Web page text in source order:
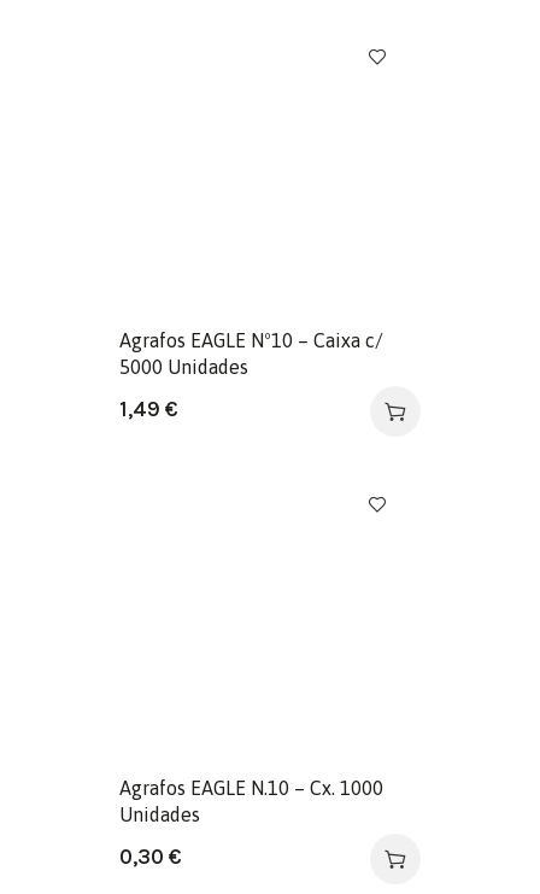
Agrafos EAGLE Nº10 – Caixa c/
5000 Unidades
1,49 €
Agrafos EAGLE N.10 – Cx. 1000
Unidades
0,30 €